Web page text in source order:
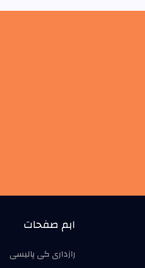
اہم صفحات
رازداری کی پالیسی